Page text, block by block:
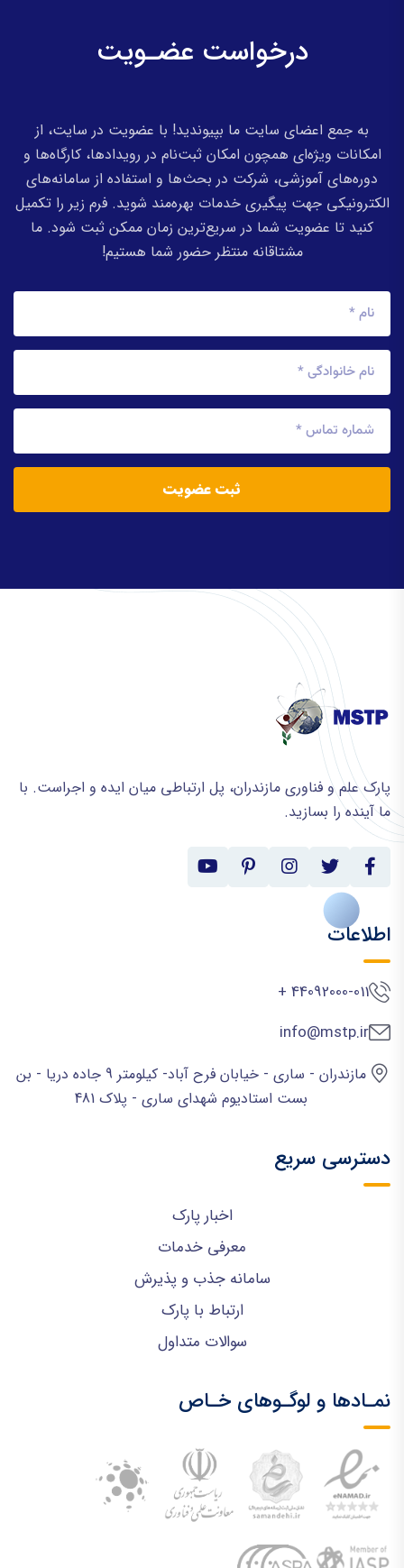
درخواست عضـویت
به جمع اعضای سایت ما بپیوندید! با عضویت در سایت، از
امکانات ویژه‌ای همچون امکان ثبت‌نام در رویدادها، کارگاه‌ها و
دوره‌های آموزشی، شرکت در بحث‌ها و استفاده از سامانه‌های
الکترونیکی جهت پیگیری خدمات بهره‌مند شوید. فرم زیر را تکمیل
کنید تا عضویت شما در سریع‌ترین زمان ممکن ثبت شود. ما
مشتاقانه منتظر حضور شما هستیم!
ثبت عضویت
پارک علم و فناوری مازندران، پل ارتباطی میان ایده و اجراست. با
ما آینده را بسازید.
اطلاعات
44092000-011 +
info@mstp.ir
مازندران - ساری - خیابان فرح آباد- کیلومتر 9 جاده دریا - بن
بست استادیوم شهدای ساری - پلاک 481
دسترسی سریع
اخبار پارک
معرفی خدمات
سامانه جذب و پذیرش
ارتباط با پارک
سوالات متداول
نمـادها و لوگـوهای خـاص